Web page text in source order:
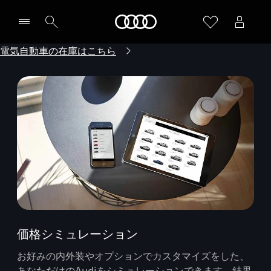
電気自動車の在庫はこちら
価格シミュレーション
お好みの内外装やオプションでカスタマイズをした、